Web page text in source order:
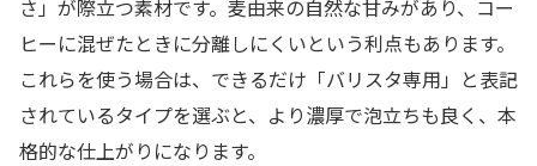
さ」が際立つ素材です。麦由来の自然な甘みがあり、コー
ヒーに混ぜたときに分離しにくいという利点もあります。
これらを使う場合は、できるだけ「バリスタ専用」と表記
されているタイプを選ぶと、より濃厚で泡立ちも良く、本
格的な仕上がりになります。